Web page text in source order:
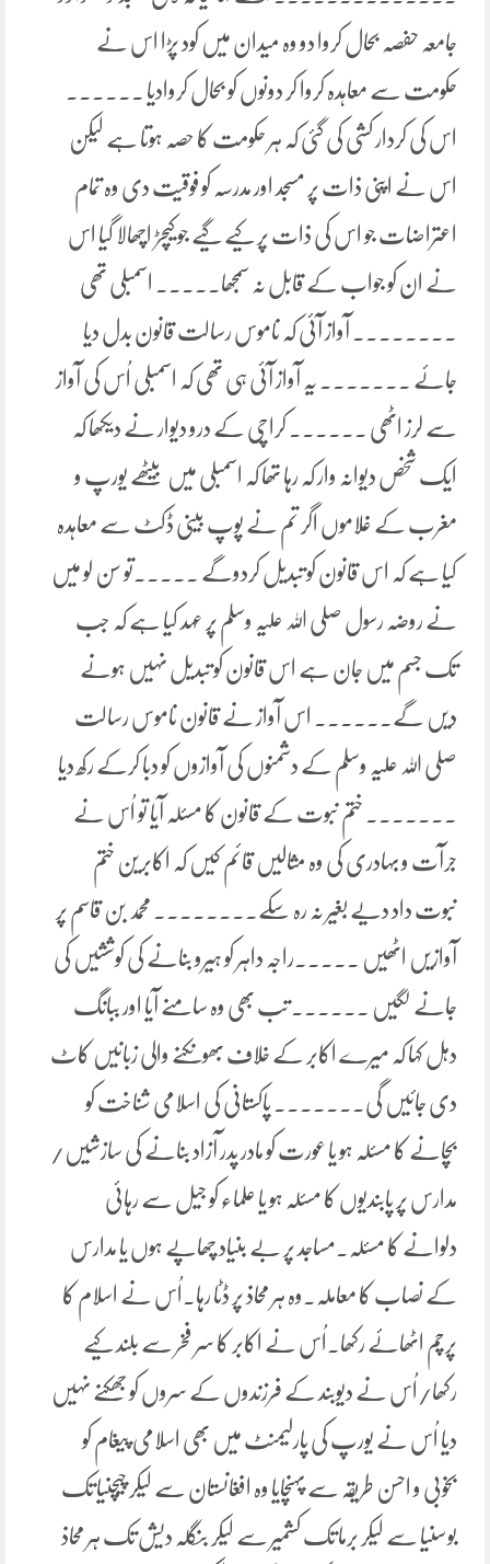
جامعہ حفصہ بحال کروا دو وہ میدان میں کود پڑا اس نے
حکومت سے معاہدہ کروا کر دونوں کو بحال کروادیا ۔۔۔۔۔۔
اس کی کردار کشی کی گئی کہ ہر حکومت کا حصہ ہوتا ہے لیکن
اس نے اپنی ذات پر مسجد اور مدرسہ کو فوقیت دی وہ تمام
اعتراضات جو اس کی ذات پر کیے گیے جو کیچڑ اچھالا گیا اس
نے ان کو جواب کے قابل نہ سمجھا۔۔۔۔۔ اسمبلی تھی
۔۔۔۔۔۔۔۔ آواز آئی کہ ناموس رسالت قانون بدل دیا
جائے ۔۔۔۔۔۔۔ یہ آواز آئی ہی تھی کہ اسمبلی اُس کی آواز
سے لرز اٹھی ۔۔۔۔۔۔ کراچی کے درو دیوار نے دیکھا کہ
ایک شخص دیوانہ وار کہ رہا تھا کہ اسمبلی میں بیٹھے یورپ و
مغرب کے غلاموں اگر تم نے پوپ بینی ڈکٹ سے معاہدہ
کیا ہے کہ اس قانون کو تبدیل کردوگے ۔۔۔۔۔تو سن لو میں
نے روضہ رسول صلی اللہ علیہ وسلم پر عہد کیا ہے کہ جب
تک جسم میں جان ہے اس قانون کو تبدیل نہیں ہونے
دیں گے۔۔۔۔۔۔ اس آواز نے قانون ناموس رسالت
صلی اللہ علیہ وسلم کے دشمنوں کی آوازوں کو دبا کرکے رکھ دیا
۔۔۔۔۔۔۔ ختم نبوت کے قانون کا مسئلہ آیا تو اُس نے
جرآت و بہادری کی وہ مثالیں قائم کیں کہ اکابرین ختم
نبوت داد دیے بغیر نہ رہ سکے۔۔۔۔۔۔۔۔ محمد بن قاسم پر
آوازیں اٹھیں ۔۔۔۔۔راجہ داہر کو ہیرو بنانے کی کوششیں کی
جانے لگیں ۔۔۔۔۔۔ تب بھی وہ سامنے آیا اور ببانگ
دہل کہا کہ میرے اکابر کے خلاف بھونکنے والی زبانیں کاٹ
دی جائیں گی۔۔۔۔۔۔۔ پاکستانی کی اسلامی شناخت کو
بچانے کا مسئلہ ہو یا عورت کو مادر پدر آزاد بنانے کی سازشیں/
مدارس پر پابندیوں کا مسئلہ ہو یا علماء کو جیل سے رہائی
دلوانے کا مسئلہ۔مساجد پر بے بنیاد چھاپے ہوں یا مدارس
کے نصاب کا معاملہ۔وہ ہر محاذ پر ڈٹا رہا۔اُس نے اسلام کا
پرچم اٹھائے رکھا۔اُس نے اکابر کا سر فخر سے بلند کیے
رکھا/اُس نے دیوبند کے فرزندوں کے سروں کو جھکنے نہیں
دیا اُس نے یورپ کی پارلیمنٹ میں بھی اسلامی پیغام کو
بخوبی و احسن طریقہ سے پہنچایا وہ افغانستان سے لیکر چیچنیا تک
بوسنیا سے لیکر برما تک کشمیر سے لیکر بنگلہ دیش تک ہر محاذ